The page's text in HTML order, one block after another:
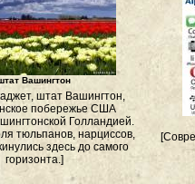
Вашингтон
штат Вашингтон,
побережье США
Голландией.
тюльпанов, нарциссов,
здесь до самого
горизонта.]